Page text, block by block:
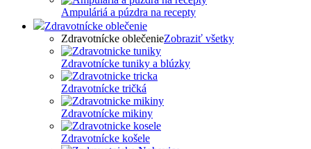
Ampuláriá a púzdra na recepty
Zdravotnícke oblečenie
Zdravotnícke oblečenieZobraziť všetky
Zdravotnícke tuniky a blúzky
Zdravotnícke tričká
Zdravotnícke mikiny
Zdravotnícke košele